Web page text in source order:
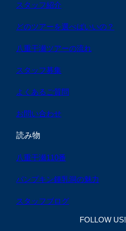
スタッフ紹介
どのツアーを選べばいいの？
八重干瀬ツアーの流れ
スタッフ募集
よくあるご質問
お問い合わせ
読み物
八重干瀬110番
パンプキン鍾乳洞の魅力
スタッフブログ
FOLLOW US!